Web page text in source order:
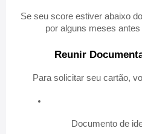
Se seu score estiver abaixo
por alguns meses
Reunir
Para solicitar seu cartão,
Documento de